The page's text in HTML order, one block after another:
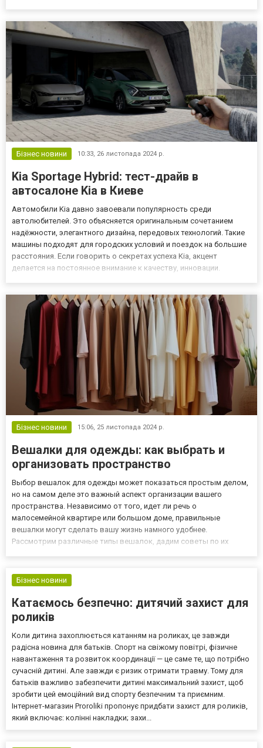
Бізнес новини 10:33, 26 листопада 2024 р.
Kia Sportage Hybrid: тест-драйв в
автосалоне Kia в Киеве
Автомобили Kia давно завоевали популярность среди
автолюбителей. Это объясняется оригинальным сочетанием
надёжности, элегантного дизайна, передовых технологий. Такие
машины подходят для городских условий и поездок на большие
расстояния. Если говорить о секретах успеха Kia, акцент
делается на постоянное внимание к качеству, инновации.
ознакомиться с п...
Бізнес новини 15:06, 25 листопада 2024 р.
Вешалки для одежды: как выбрать и
организовать пространство
Выбор вешалок для одежды может показаться простым делом,
но на самом деле это важный аспект организации вашего
пространства. Независимо от того, идет ли речь о
малосемейной квартире или большом доме, правильные
вешалки могут сделать вашу жизнь намного удобнее.
Рассмотрим различные типы вешалок, дадим советы по их
пластиковых Когда речь заходи...
Бізнес новини
Катаємось безпечно: дитячий захист для
роликів
Коли дитина захоплюється катанням на роликах, це завжди
радісна новина для батьків. Спорт на свіжому повітрі, фізичне
навантаження та розвиток координації — це саме те, що потрібно
сучасній дитині. Але завжди є ризик отримати травму. Тому для
батьків важливо забезпечити дитині максимальний захист, щоб
зробити цей емоційний вид спорту безпечним та приємним.
Інтернет-магазин Proroliki пропонує придбати захист для роликів,
який включає: колінні накладки; захи...